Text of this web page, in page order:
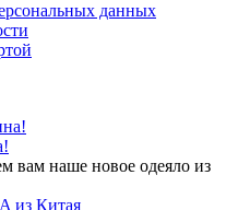
данных
вам наше новое одеяло из
из Китая